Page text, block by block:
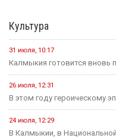
Культура
31 июля, 10:17
Калмыкия готовится вновь
26 июля, 12:31
В этом году героическому
24 июля, 12:29
В Калмыкии, в